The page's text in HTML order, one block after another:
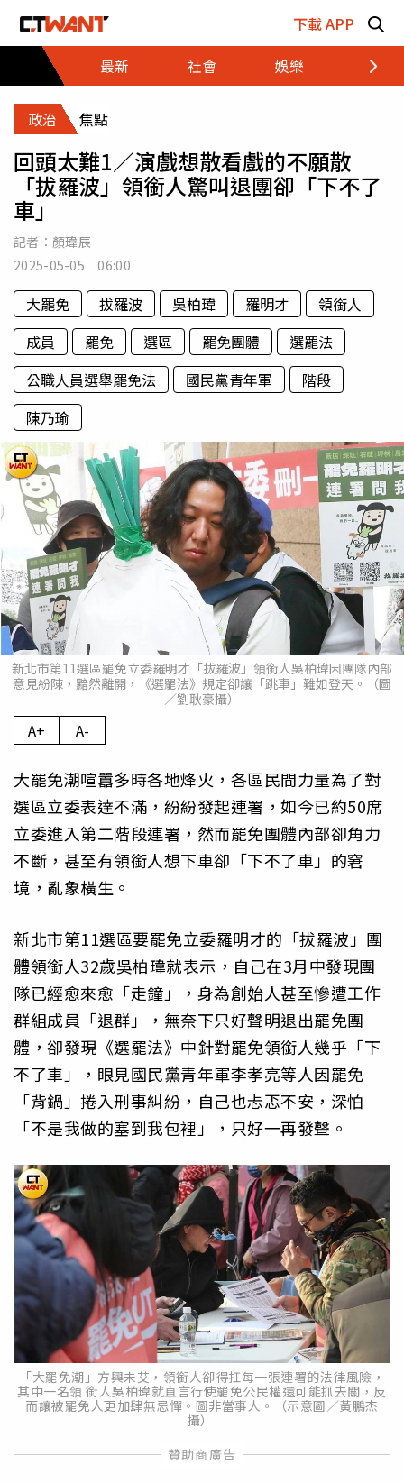
下載 APP
最新
社會 娛樂 財經
政治 焦點
回頭太難1／演戲想散看戲的不願散
「拔羅波」領銜人驚叫退團卻「下不了
車」
記者： 顏瑋辰
2025-05-05 06:00
大罷免 拔羅波 吳柏瑋 羅明才
領銜人
成員
罷免 選區 罷免團體
選罷法
公職人員選舉罷免法
國民黨青年軍
階段
陳乃瑜
新北市第11選區罷免立委羅明才「拔羅波」領銜人吳柏瑋因團隊內部
意見紛陳，黯然離開，《選罷法》規定卻讓「跳車」難如登天。（圖
／劉耿豪攝）
A+ A-
大罷免潮喧囂多時各地烽火，各區民間力量為了對
選區立委表達不滿，紛紛發起連署，如今已約50席
立委進入第二階段連署，然而罷免團體內部卻角力
不斷，甚至有領銜人想下車卻「下不了車」的窘
境，亂象橫生。
新北市第11選區要罷免立委羅明才的「拔羅波」團
體領銜人32歲吳柏瑋就表示，自己在3月中發現團
隊已經愈來愈「走鐘」，身為創始人甚至慘遭工作
群組成員「退群」，無奈下只好聲明退出罷免團
體，卻發現《選罷法》中針對罷免領銜人幾乎「下
不了車」，眼見國民黨青年軍李孝亮等人因罷免
「背鍋」捲入刑事糾紛，自己也忐忑不安，深怕
「不是我做的塞到我包裡」，只好一再發聲。
「大罷免潮」方興未艾，領銜人卻得扛每一張連署的法律風險，
其中一名領 銜人吳柏瑋就直言行使罷免公民權還可能抓去關，反
而讓被罷免人更加肆無忌憚。圖非當事人。（示意圖／黃鵬杰
攝）